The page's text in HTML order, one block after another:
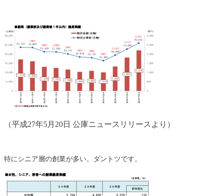
（平成27年5月20日 公庫ニュースリリースより）
特にシニア層の創業が多い。ダントツです。